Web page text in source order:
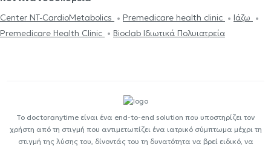
Center NT-CardioMetabolics
Premedicare health clinic
Ιάζω
Premedicare Health Clinic
Bioclab Ιδιωτικά Πολυιατρεία
Το doctoranytime είναι ένα end-to-end solution που υποστηρίζει τον
χρήστη από τη στιγμή που αντιμετωπίζει ένα ιατρικό σύμπτωμα μέχρι τη
στιγμή της λύσης του, δίνοντάς του τη δυνατότητα να βρεί ειδικό, να